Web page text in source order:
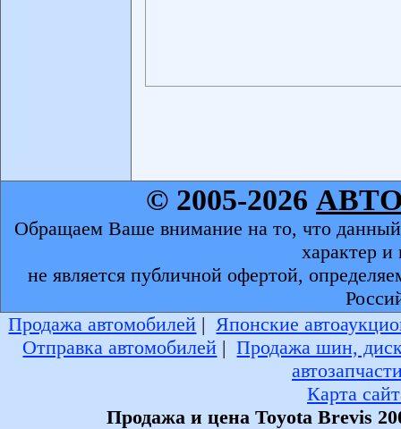
© 2005-2026
Обращаем Ваше внимание на то, что
характер
не является публичной офертой,
Продажа автомобилей | Японские
Отправка автомобилей |Продажа шин,
Карта
Продажа и цена Toyota Brevis